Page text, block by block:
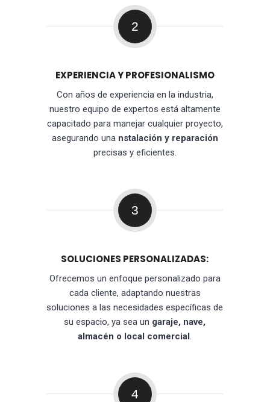
2
EXPERIENCIA Y PROFESIONALISMO
Con años de experiencia en la industria,
nuestro equipo de expertos está altamente
capacitado para manejar cualquier proyecto,
asegurando una nstalación y reparación
precisas y eficientes.
3
SOLUCIONES PERSONALIZADAS:
Ofrecemos un enfoque personalizado para
cada cliente, adaptando nuestras
soluciones a las necesidades específicas de
su espacio, ya sea un garaje, nave,
almacén o local comercial.
4